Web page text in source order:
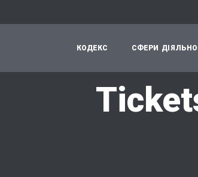
КОД Е КС СФ Е Р И Д Я Л Ь Н О